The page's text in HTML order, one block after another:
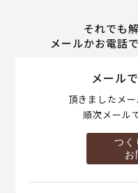
それでも
メールかお電話
メール
頂きましたメ
順次メール
つく
お